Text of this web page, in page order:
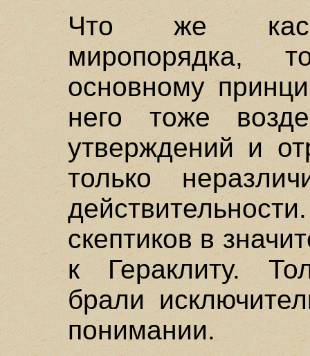
Что же
миропорядка,
основному
него тоже
утверждений и
только
скептиков в
к Гераклиту.
брали
понимании.